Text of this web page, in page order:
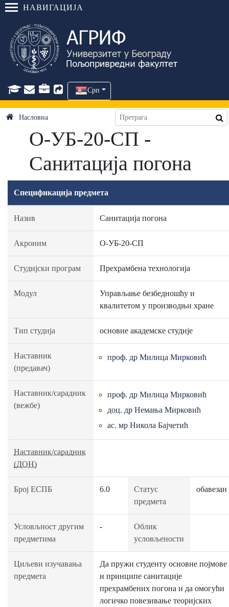
НАВИГАЦИЈА
Срп
Насловна
О-УБ-20-СП -
Санитација погона
Спецификација предмета
Назив Санитација погона
Акроним О-УБ-20-СП
Студијски програм Прехрамбена технологија
Модул
Управљање безбедношћу и
квалитетом у производњи хране
Тип студија основне академске студије
Наставник
(предавач)
проф. др Милица Мирковић
Наставник/сарадник
(вежбе)
проф. др Милица Мирковић
доц. др Немања Мирковић
ас. мр Никола Бајчетић
Наставник/сарадник
(ДОН)
Број ЕСПБ 6.0
Статус
предмета
обавезан
Условљност другим
предметима
-
Облик
условљености
Циљеви изучавања
предмета
Да пружи студенту основне појмове
и принципе санитације
прехрамбених погона и да омогући
логичко повезивање теоријских